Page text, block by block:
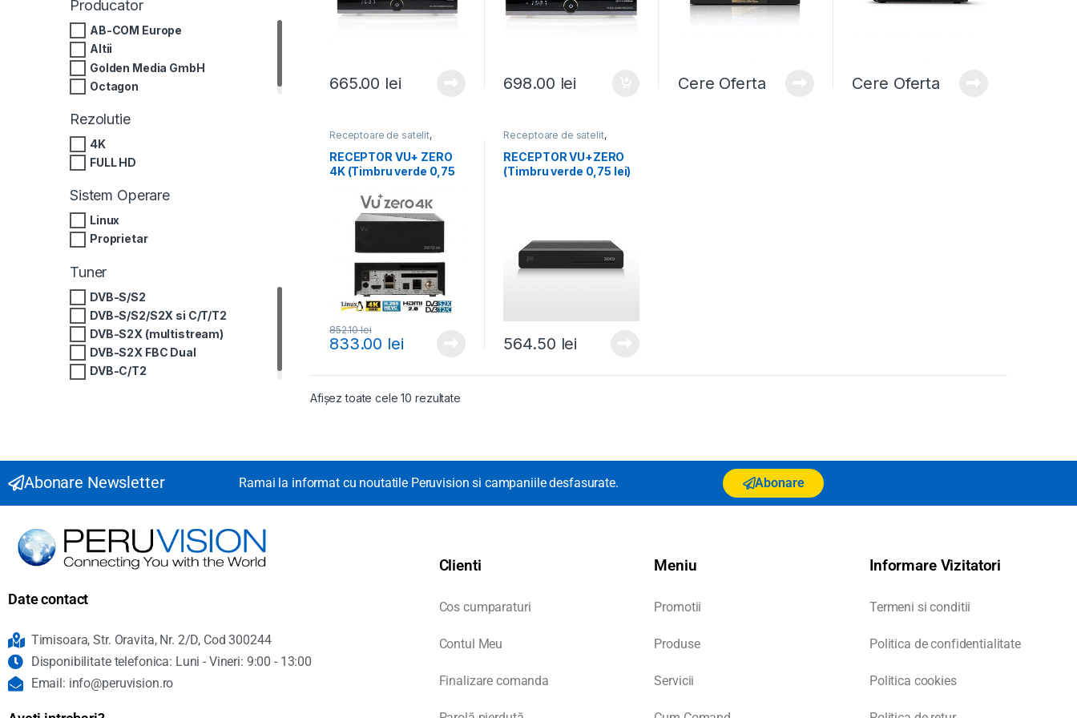
665.00 lei 698.00 lei Cere Oferta Cere Oferta
Receptoare de satelit,
Receptoare, IP/OTT Boxuri,
CAM,Toate Produsele
RECEPTOR VU+ ZERO
4K (Timbru verde 0,75
833.00 lei
852.10lei
Receptoare de satelit,
Receptoare, IP/OTT Boxuri,
CAM,Toate Produsele
RECEPTOR VU+ZERO
(Timbru verde 0,75 lei)
564.50 lei
Afișez toate cele 10 rezultate
Scanare manuala
Scanare rapida
Teletext
USALS
Producator
AB-COM Europe
Altii
Golden Media GmbH
Octagon
Rezolutie
4K
FULL HD
Sistem Operare
Linux
Proprietar
Tuner
DVB-S/S2
DVB-S/S2/S2X si C/T/T2
DVB-S2X (multistream)
DVB-S2X FBC Dual
DVB-C/T2
Abonare Newsletter Ramai la informat cu noutatile Peruvision si campaniile desfasurate. Abonare
Date contact
Timisoara, Str. Oravita, Nr. 2/D, Cod 300244
Disponibilitate telefonica: Luni - Vineri: 9:00 - 13:00
Email: info@peruvision.ro
Clienti
Cos cumparaturi
Contul Meu
Finalizare comanda
Meniu
Promotii
Produse
Servicii
Informare Vizitatori
Termeni si conditii
Politica de confidentialitate
Politica cookies